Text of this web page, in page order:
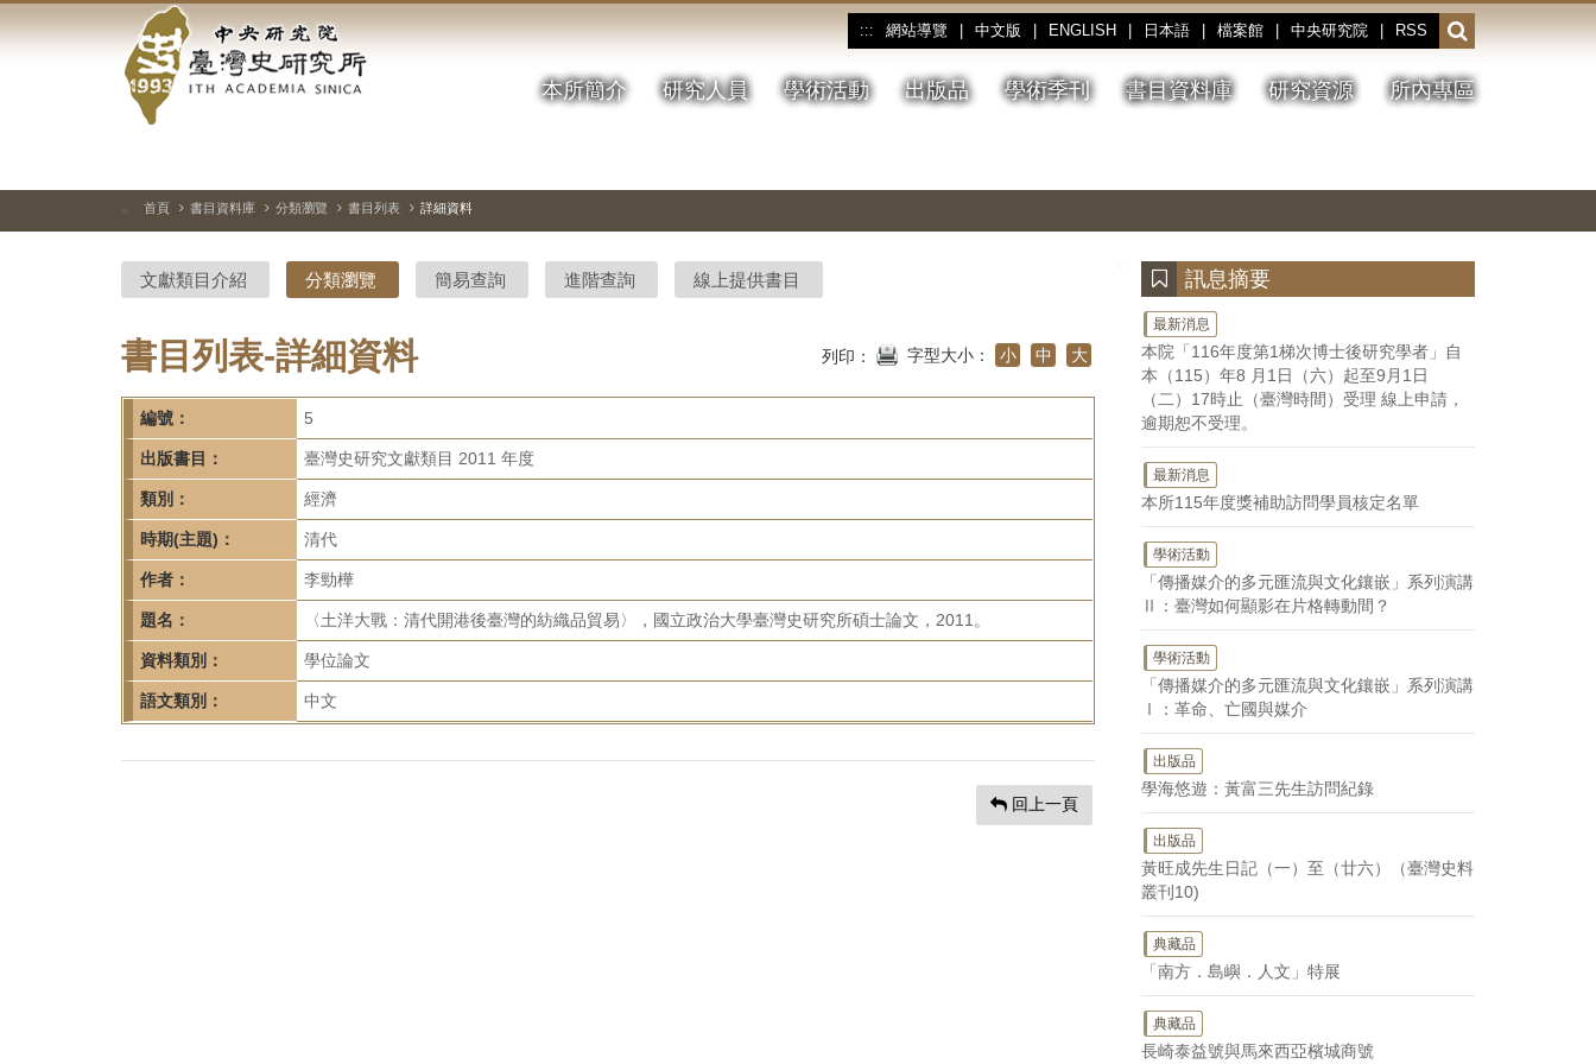
到
中
央
研
院-
臺
灣
史
研
究
所-
首
頁
::: 網站導覽 中文版 ENGLISH 日本語 檔案館 中央研究院 RSS
開
啟
或
收
本所簡介 研究人員 學術活動 出版品 學術季刊 書目資料庫 研究資源 所內專區
停、
圖
圖
結
::: 首頁 書目資料庫 分類瀏覽 書目列表 詳細資料
文獻類目介紹 分類瀏覽 簡易查詢 進階查詢 線上提供書目
書目列表-詳細資料 列印： 字型大小： 小 中 大
編號： 5
出版書目： 臺灣史研究文獻類目 2011 年度
類別： 經濟
時期(主題)： 清代
作者： 李勁樺
題名： 〈土洋大戰：清代開港後臺灣的紡織品貿易〉，國立政治大學臺灣史研究所碩士論文，2011。
資料類別： 學位論文
語文類別： 中文
回上一頁
訊息摘要
最新消息
本院「116年度第1梯次博士後研究學者」自
本（115）年8 月1日（六）起至9月1日
（二）17時止（臺灣時間）受理 線上申請，
逾期恕不受理。
最新消息
本所115年度獎補助訪問學員核定名單
學術活動
「傳播媒介的多元匯流與文化鑲嵌」系列演講
Ⅱ：臺灣如何顯影在片格轉動間？
學術活動
「傳播媒介的多元匯流與文化鑲嵌」系列演講
Ⅰ：革命、亡國與媒介
出版品
學海悠遊：黃富三先生訪問紀錄
出版品
黃旺成先生日記（一）至（廿六）（臺灣史料
叢刊10)
典藏品
「南方．島嶼．人文」特展
典藏品
長崎泰益號與馬來西亞檳城商號